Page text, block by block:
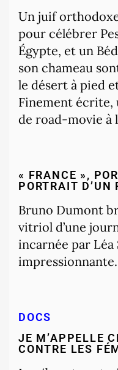
Un juif
pour célébrer
Égypte, et un
son chameau
le désert à pied
Finement écrite,
de road-movie à
« FRANCE »,
PORTRAIT D’UN
Bruno Dumont
vitriol d’une
incarnée par Léa
impressionnante.
DOCS
JE M’APPELLE
CONTRE LES